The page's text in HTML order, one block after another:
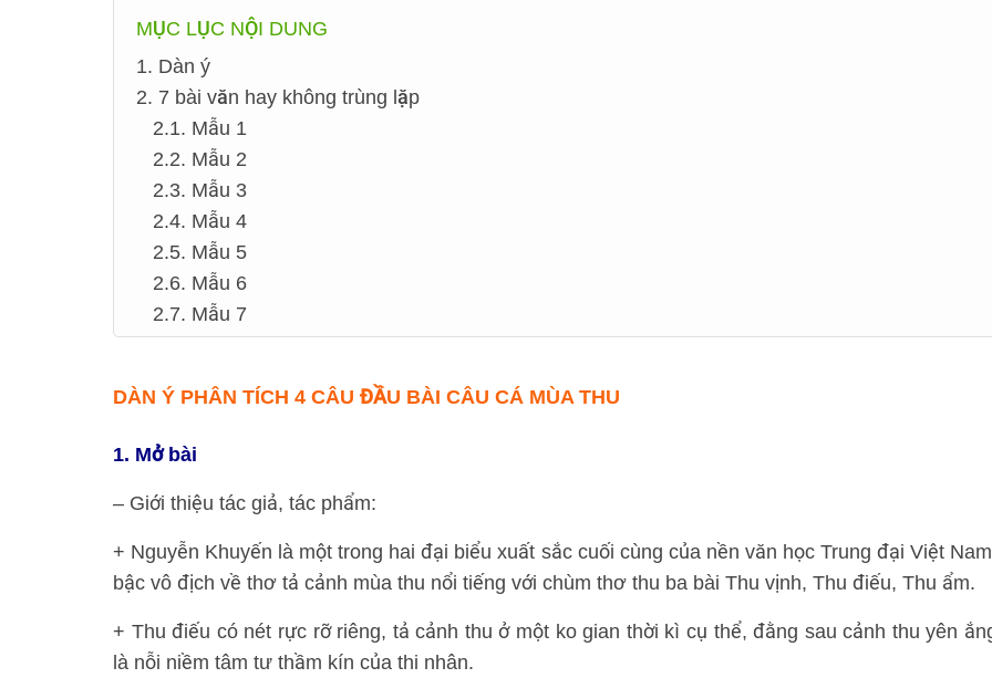
MỤC LỤC NỘI DUNG
1. Dàn ý
2. 7 bài văn hay không trùng lặp
2.1. Mẫu 1
2.2. Mẫu 2
2.3. Mẫu 3
2.4. Mẫu 4
2.5. Mẫu 5
2.6. Mẫu 6
2.7. Mẫu 7
DÀN Ý PHÂN TÍCH 4 CÂU ĐẦU BÀI CÂU CÁ MÙA THU
1. Mở bài
– Giới thiệu tác giả, tác phẩm:
+ Nguyễn Khuyến là một trong hai đại biểu xuất sắc cuối cùng của nền văn học Trung đại Việt
bậc vô địch về thơ tả cảnh mùa thu nổi tiếng với chùm thơ thu ba bài Thu vịnh, Thu điếu, Thu ẩm.
+ Thu điếu có nét rực rỡ riêng, tả cảnh thu ở một ko gian thời kì cụ thể, đằng sau cảnh thu yên
là nỗi niềm tâm tư thầm kín của thi nhân.